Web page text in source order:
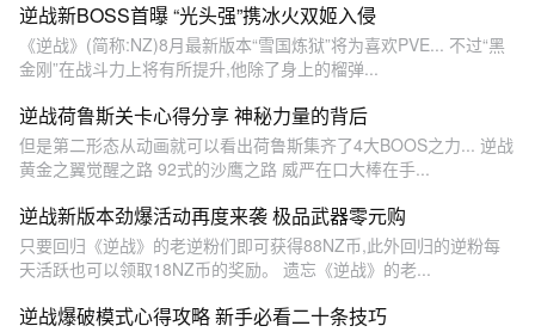
逆战新BOSS首曝 “光头强”携冰火双姬入侵
《逆战》(简称:NZ)8月最新版本“雪国炼狱”将为喜欢PVE... 不过“黑
金刚”在战斗力上将有所提升,他除了身上的榴弹...
逆战荷鲁斯关卡心得分享 神秘力量的背后
但是第二形态从动画就可以看出荷鲁斯集齐了4大BOOS之力... 逆战
黄金之翼觉醒之路 92式的沙鹰之路 威严在口大棒在手...
逆战新版本劲爆活动再度来袭 极品武器零元购
只要回归《逆战》的老逆粉们即可获得88NZ币,此外回归的逆粉每
天活跃也可以领取18NZ币的奖励。 遗忘《逆战》的老...
逆战爆破模式心得攻略 新手必看二十条技巧